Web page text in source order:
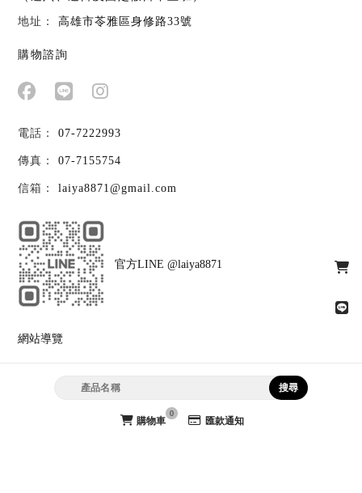
購物車
0
匯款通知
高雄市苓雅區身修路33號
購物諮詢
07-7222993
07-7155754
laiya8871@gmail.com
網站導覽
線上商品
關於萊亞
官方LINE @laiya8871